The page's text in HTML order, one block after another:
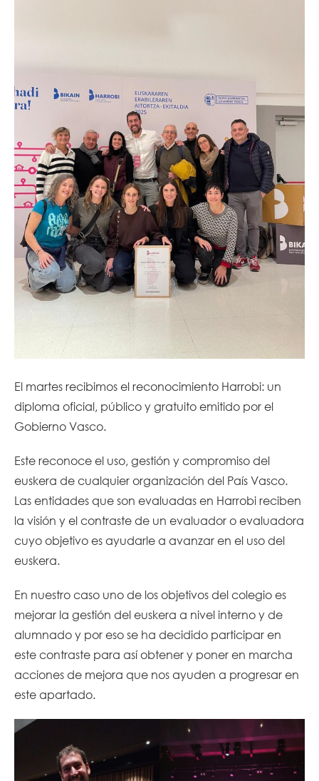
El martes recibimos el reconocimiento Harrobi: un
diploma oficial, público y gratuito emitido por el
Gobierno Vasco.
Este reconoce el uso, gestión y compromiso del
euskera de cualquier organización del País Vasco.
Las entidades que son evaluadas en Harrobi reciben
la visión y el contraste de un evaluador o evaluadora
cuyo objetivo es ayudarle a avanzar en el uso del
euskera.
En nuestro caso uno de los objetivos del colegio es
mejorar la gestión del euskera a nivel interno y de
alumnado y por eso se ha decidido participar en
este contraste para así obtener y poner en marcha
acciones de mejora que nos ayuden a progresar en
este apartado.